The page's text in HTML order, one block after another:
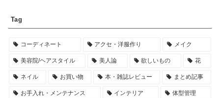
Tag
コーディネート アクセ・洋服作り メイク
美容院/ヘアスタイル 美人論 欲しいもの 花
ネイル お買い物 本・雑誌レビュー まとめ記事
お手入れ・メンテナンス インテリア 体型管理